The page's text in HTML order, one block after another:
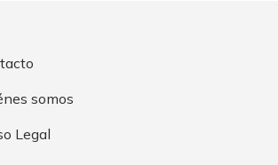
somos
Legal